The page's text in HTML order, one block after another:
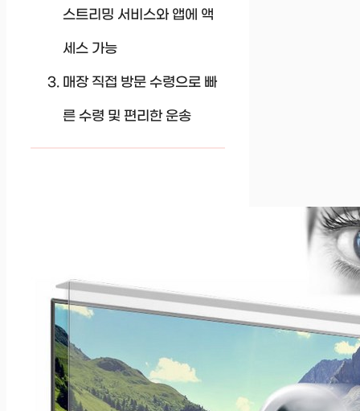
스트리밍 서비스와 앱에 액
세스 가능
매장 직접 방문 수령으로 빠
른 수령 및 편리한 운송